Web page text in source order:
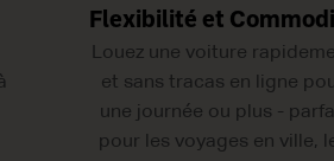
Flexibilité et
Louez une voiture
et sans tracas en ligne
une journée ou plus -
pour les voyages en ville,